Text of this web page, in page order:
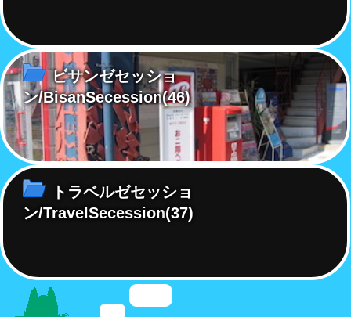
ビサンゼセッショ
ン/BisanSecession(46)
トラベルゼセッショ
ン/TravelSecession(37)